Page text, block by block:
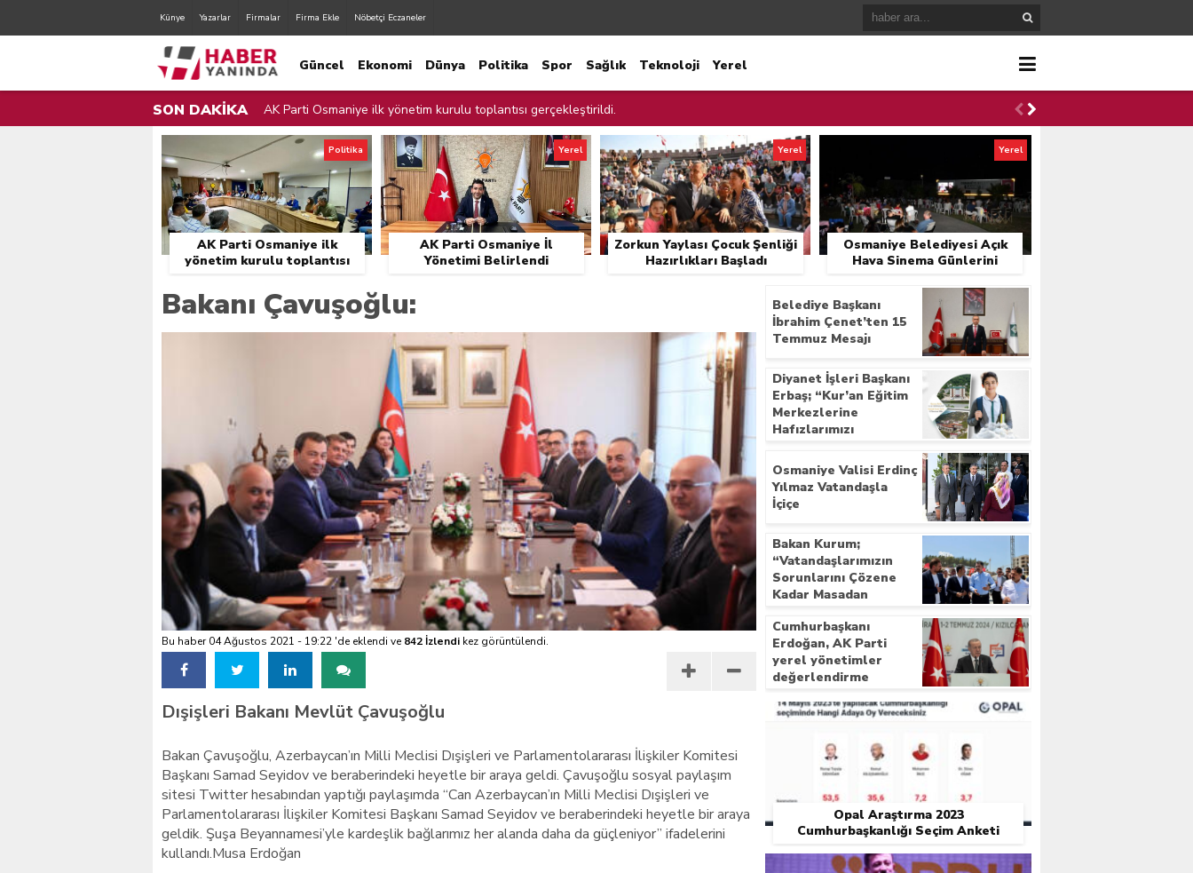
Künye Yazarlar Firmalar Firma Ekle Nöbetçi Eczaneler
Güncel Ekonomi Dünya Politika Spor Sağlık Teknoloji Yerel
SON DAKİKA AK Parti Osmaniye ilk yönetim kurulu toplantısı gerçekleştirildi.
AK Parti Osmaniye İl Yönetimi Belirlendi
Zorkun Yaylası Çocuk Şenliği Hazırlıkları Başladı
Orman Yangınları İle Mücadele İçin Cam Kırıkları Toplandı
Sulama Bendinden Mahsur Kalan Çocuğu Ekipler Kurtardı
Osmaniye Belediyesi Fırınları Denetledi
Osmaniye Valisi Erdinç Yılmaz Şehitliği Ziyaret Etti.
Zorkun Yaylası’nda Çevre Temizliği
Cumhurbaşkanı Erdoğan, AK Parti yerel yönetimler değerlendirme toplantısında konuştu
Kılıçdaroğlu’na siyasi cinayetler tepkisi
AK Parti Osmaniye ilk
yönetim kurulu toplantısı
Politika
AK Parti Osmaniye İl
Yönetimi Belirlendi
Yerel
Zorkun Yaylası Çocuk Şenliği
Hazırlıkları Başladı
Yerel
Osmaniye Belediyesi Açık
Hava Sinema Günlerini
Yerel
Bakanı Çavuşoğlu:
Bu haber 04 Ağustos 2021 - 19:22 'de eklendi ve 842 İzlendi kez görüntülendi.
Dışişleri Bakanı Mevlüt Çavuşoğlu
Bakan Çavuşoğlu, Azerbaycan’ın Milli Meclisi Dışişleri ve Parlamentolararası İlişkiler Komitesi
Başkanı Samad Seyidov ve beraberindeki heyetle bir araya geldi. Çavuşoğlu sosyal paylaşım
sitesi Twitter hesabından yaptığı paylaşımda “Can Azerbaycan’ın Milli Meclisi Dışişleri ve
Parlamentolararası İlişkiler Komitesi Başkanı Samad Seyidov ve beraberindeki heyetle bir araya
geldik. Şuşa Beyannamesi’yle kardeşlik bağlarımız her alanda daha da güçleniyor” ifadelerini
kullandı.Musa Erdoğan
Belediye Başkanı
İbrahim Çenet’ten 15
Temmuz Mesajı
Diyanet İşleri Başkanı
Erbaş; “Kur’an Eğitim
Merkezlerine
Hafızlarımızı
Osmaniye Valisi Erdinç
Yılmaz Vatandaşla
İçiçe
Bakan Kurum;
“Vatandaşlarımızın
Sorunlarını Çözene
Kadar Masadan
Cumhurbaşkanı
Erdoğan, AK Parti
yerel yönetimler
değerlendirme
Opal Araştırma 2023
Cumhurbaşkanlığı Seçim Anketi